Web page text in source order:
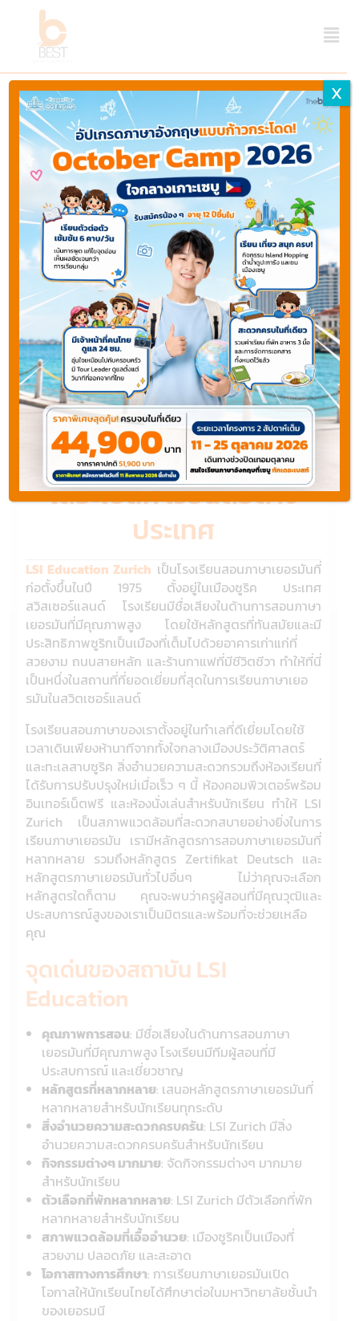
Last updated November 16, 2024 ago byWebmaster
Thebest
Share Favorite Print
เรียนต่อสวิตเซอร์เเลนด์
เรียนภาษาเยอรมัน กับ
สถาบัน LSI Education
เดอะเบสท์ เรียนต่อต่าง
ประเทศ
LSI Education Zurich เป็นโรงเรียนสอนภาษาเยอรมันที่
ก่อตั้งขึ้นในปี 1975 ตั้งอยู่ในเมืองซูริค ประเทศ
สวิสเซอร์แลนด์ โรงเรียนมีชื่อเสียงในด้านการสอนภาษา
เยอรมันที่มีคุณภาพสูง โดยใช้หลักสูตรที่ทันสมัยและมี
ประสิทธิภาพซูริกเป็นเมืองที่เต็มไปด้วยอาคารเก่าแก่ที่
สวยงาม ถนนสายหลัก และร้านกาแฟที่มีชีวิตชีวา ทำให้ที่นี่
เป็นหนึ่งในสถานที่ที่ยอดเยี่ยมที่สุดในการเรียนภาษาเยอ
รมันในสวิตเซอร์แลนด์
โรงเรียนสอนภาษาของเราตั้งอยู่ในทำเลที่ดีเยี่ยมโดยใช้
เวลาเดินเพียงห้านาทีจากทั้งใจกลางเมืองประวัติศาสตร์
และทะเลสาบซูริค สิ่งอำนวยความสะดวกรวมถึงห้องเรียนที่
ได้รับการปรับปรุงใหม่เมื่อเร็ว ๆ นี้ ห้องคอมพิวเตอร์พร้อม
อินเทอร์เน็ตฟรี และห้องนั่งเล่นสำหรับนักเรียน ทำให้ LSI
Zurich เป็นสภาพแวดล้อมที่สะดวกสบายอย่างยิ่งในการ
เรียนภาษาเยอรมัน เรามีหลักสูตรการสอบภาษาเยอรมันที่
หลากหลาย รวมถึงหลักสูตร Zertifikat Deutsch และ
หลักสูตรภาษาเยอรมันทั่วไปอื่นๆ ไม่ว่าคุณจะเลือก
หลักสูตรใดก็ตาม คุณจะพบว่าครูผู้สอนที่มีคุณวุฒิและ
ประสบการณ์สูงของเราเป็นมิตรและพร้อมที่จะช่วยเหลือ
คุณ
จุดเด่นของสถาบัน LSI
Education
คุณภาพการสอน: มีชื่อเสียงในด้านการสอนภาษา
เยอรมันที่มีคุณภาพสูง โรงเรียนมีทีมผู้สอนที่มี
ประสบการณ์ และเชี่ยวชาญ
หลักสูตรที่หลากหลาย: เสนอหลักสูตรภาษาเยอรมันที่
หลากหลายสำหรับนักเรียนทุกระดับ
สิ่งอำนวยความสะดวกครบครัน: LSI Zurich มีสิ่ง
อำนวยความสะดวกครบครันสำหรับนักเรียน
กิจกรรมต่างๆ มากมาย: จัดกิจกรรมต่างๆ มากมาย
สำหรับนักเรียน
ตัวเลือกที่พักหลากหลาย: LSI Zurich มีตัวเลือกที่พัก
หลากหลายสำหรับนักเรียน
สภาพแวดล้อมที่เอื้ออำนวย: เมืองซูริคเป็นเมืองที่
สวยงาม ปลอดภัย และสะอาด
โอกาสทางการศึกษา: การเรียนภาษาเยอรมันเปิด
โอกาสให้นักเรียนไทยได้ศึกษาต่อในมหาวิทยาลัยชั้นนำ
ของเยอรมนี
X